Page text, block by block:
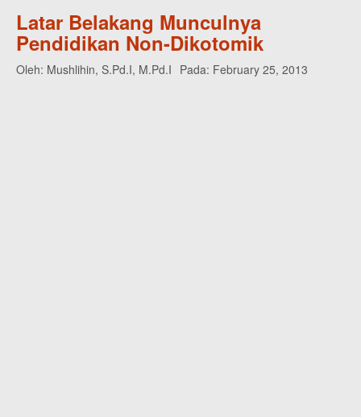
Latar Belakang Munculnya
Pendidikan Non-Dikotomik
Oleh: Mushlihin, S.Pd.I, M.Pd.I Pada: February 25, 2013